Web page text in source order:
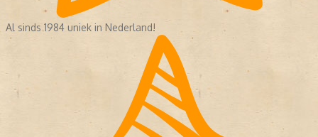
Al sinds 1984 uniek in Nederland!